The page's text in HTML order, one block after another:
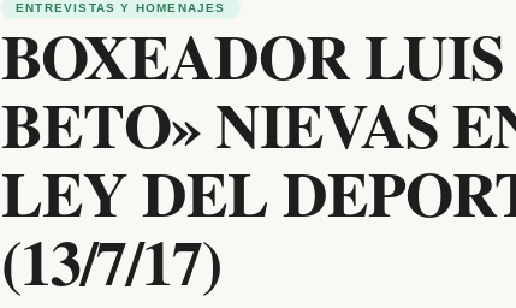
ENTREVISTAS Y HOMENAJES
BOXEADOR
BETO» NIEVAS
LEY DEL
(13/7/17)